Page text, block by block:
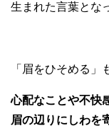
生まれた言葉とな
「眉をひそめる」
心配なことや不快
眉の辺りにしわを